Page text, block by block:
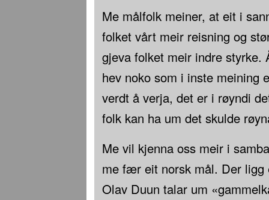
Me målfolk meiner, at eit i
folket vårt meir reisning og
gjeva folket meir indre styrke.
hev noko som i inste meining
verdt å verja, det er i røyndi
folk kan ha um det skulde
Me vil kjenna oss meir i
me fær eit norsk mål. Der ligg
Olav Duun talar um